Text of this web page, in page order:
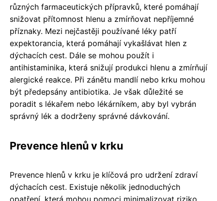
různých farmaceutických přípravků, které pomáhají
snižovat přítomnost hlenu a zmírňovat nepříjemné
příznaky. Mezi nejčastěji používané léky patří
expektorancia, která pomáhají vykašlávat hlen z
dýchacích cest. Dále se mohou použít i
antihistaminika, která snižují produkci hlenu a zmírňují
alergické reakce. Při zánětu mandlí nebo krku mohou
být předepsány antibiotika. Je však důležité se
poradit s lékařem nebo lékárníkem, aby byl vybrán
správný lék a dodrženy správné dávkování.
Prevence hlenů v krku
Prevence hlenů v krku je klíčová pro udržení zdraví
dýchacích cest. Existuje několik jednoduchých
opatření, která mohou pomoci minimalizovat riziko